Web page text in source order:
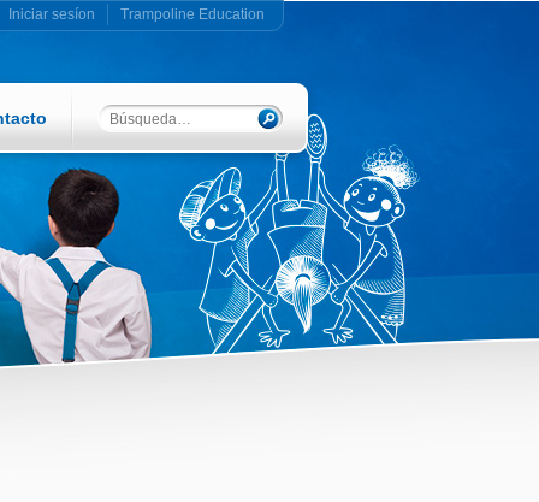
Iniciar sesíon Trampoline Education